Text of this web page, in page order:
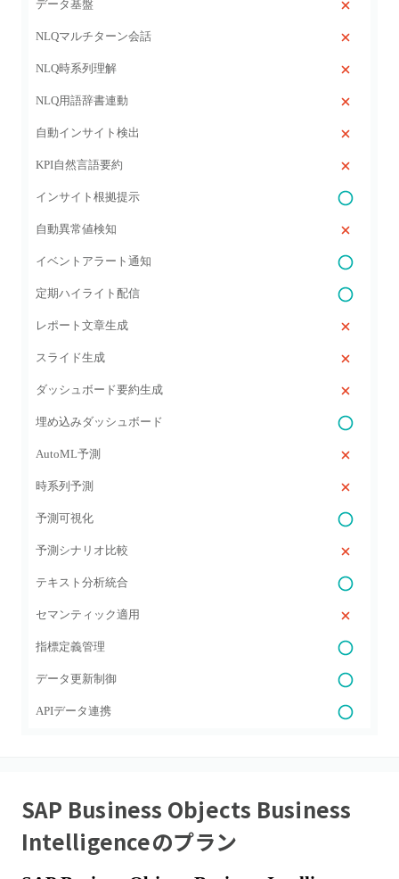
データ基盤
NLQマルチターン会話
NLQ時系列理解
NLQ用語辞書連動
自動インサイト検出
KPI自然言語要約
インサイト根拠提示
自動異常値検知
イベントアラート通知
定期ハイライト配信
レポート文章生成
スライド生成
ダッシュボード要約生成
埋め込みダッシュボード
AutoML予測
時系列予測
予測可視化
予測シナリオ比較
テキスト分析統合
セマンティック適用
指標定義管理
データ更新制御
APIデータ連携
SAP Business Objects Business
Intelligenceのプラン